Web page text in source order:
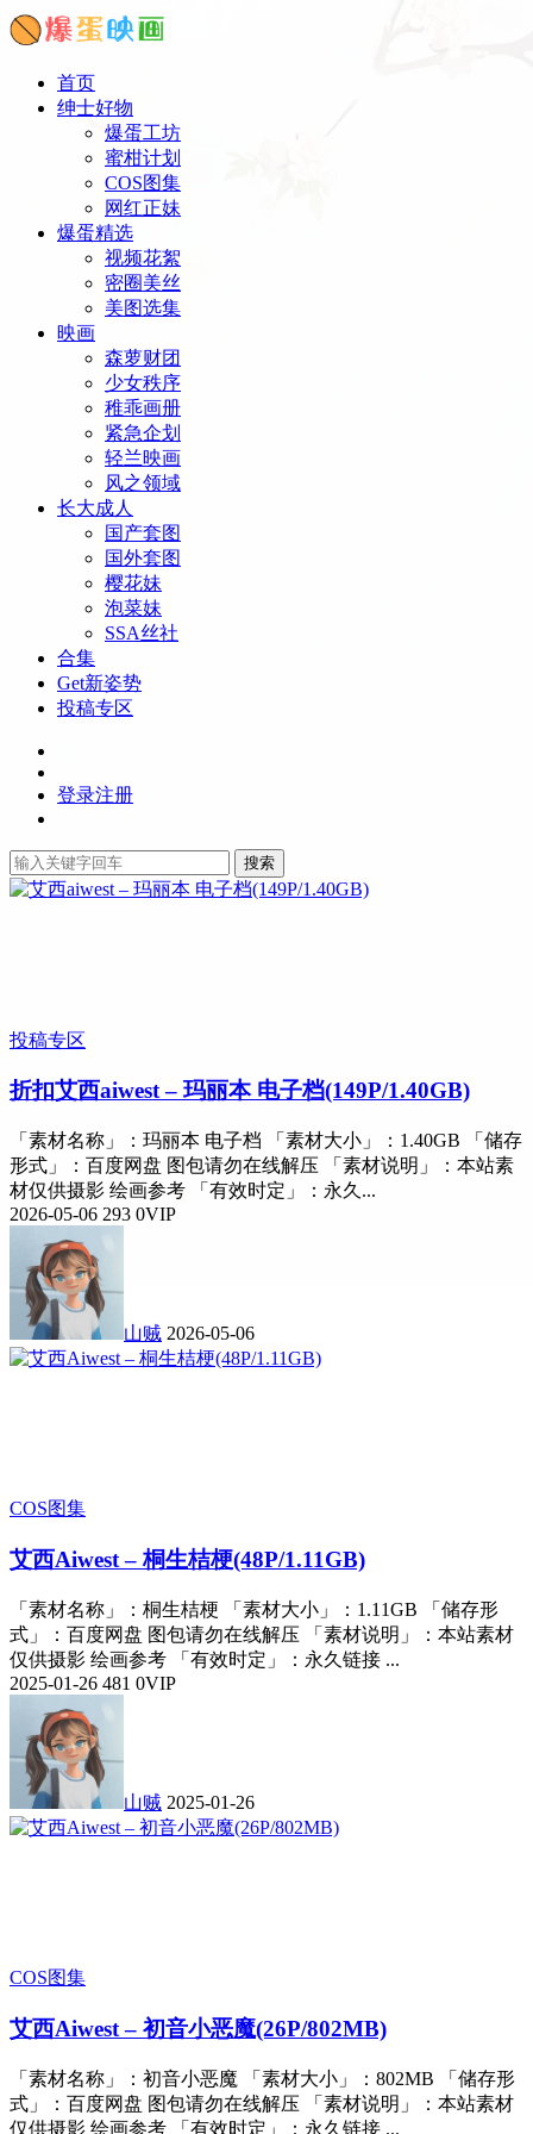
首页
绅士好物
爆蛋工坊
蜜柑计划
COS图集
网红正妹
爆蛋精选
视频花絮
密圈美丝
美图选集
映画
森萝财团
少女秩序
稚乖画册
紧急企划
轻兰映画
风之领域
长大成人
国产套图
国外套图
樱花妹
泡菜妹
SSA丝社
合集
Get新姿势
投稿专区
登录注册
搜索
投稿专区
折扣艾西aiwest – 玛丽本 电子档(149P/1.40GB)
「素材名称」：玛丽本 电子档 「素材大小」：1.40GB 「储存
形式」：百度网盘 图包请勿在线解压 「素材说明」：本站素
材仅供摄影 绘画参考 「有效时定」：永久...
2026-05-06 293 0VIP
山贼 2026-05-06
COS图集
艾西Aiwest – 桐生桔梗(48P/1.11GB)
「素材名称」：桐生桔梗 「素材大小」：1.11GB 「储存形
式」：百度网盘 图包请勿在线解压 「素材说明」：本站素材
仅供摄影 绘画参考 「有效时定」：永久链接 ...
2025-01-26 481 0VIP
山贼 2025-01-26
COS图集
艾西Aiwest – 初音小恶魔(26P/802MB)
「素材名称」：初音小恶魔 「素材大小」：802MB 「储存形
式」：百度网盘 图包请勿在线解压 「素材说明」：本站素材
仅供摄影 绘画参考 「有效时定」：永久链接 ...